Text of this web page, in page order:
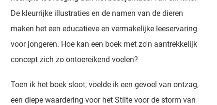
De kleurrijke illustraties en de namen van de dieren
maken het een educatieve en vermakelijke leeservaring
voor jongeren. Hoe kan een boek met zo'n aantrekkelijk
concept zich zo ontoereikend voelen?
Toen ik het boek sloot, voelde ik een gevoel van ontzag,
een diepe waardering voor het Stilte voor de storm van